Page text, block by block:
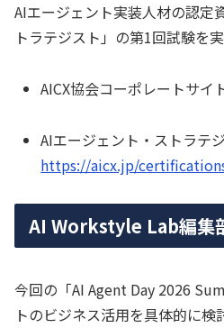
AIエージェント実装人材の認定
トラテジスト」の第1回試験を実
AICX協会コーポレートサイ
AIエージェント・ストラテ
https://aicx.jp/
AI Workstyle Lab編集
今回の「AI Agent Day 2026
トのビジネス活用を具体的に検